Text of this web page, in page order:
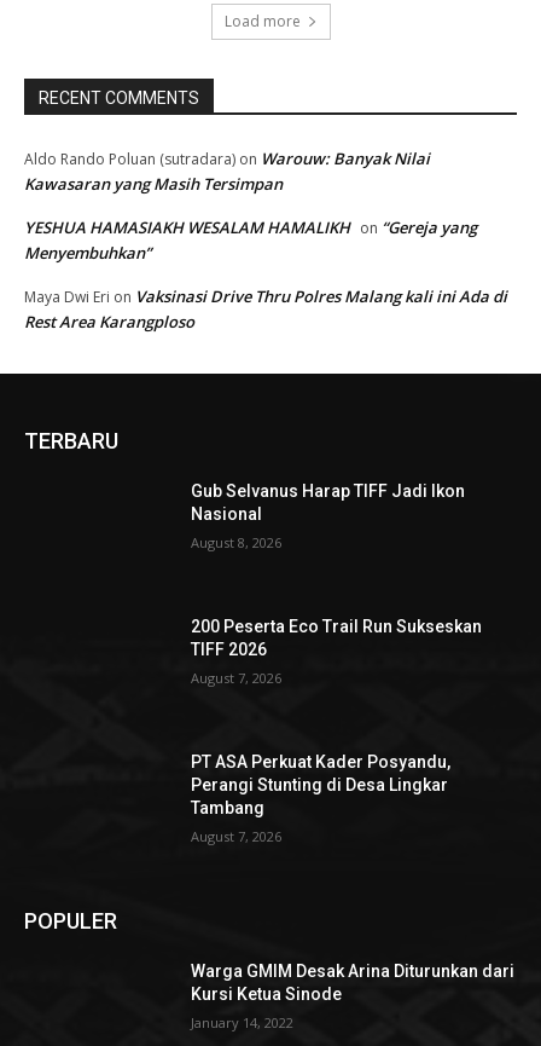
Load more
RECENT COMMENTS
Aldo Rando Poluan (sutradara) on Warouw: Banyak Nilai
Kawasaran yang Masih Tersimpan
YESHUA HAMASIAKH WESALAM HAMALIKH on “Gereja yang
Menyembuhkan”
Maya Dwi Eri on Vaksinasi Drive Thru Polres Malang kali ini Ada di
Rest Area Karangploso
TERBARU
Gub Selvanus Harap TIFF Jadi Ikon
Nasional
August 8, 2026
200 Peserta Eco Trail Run Sukseskan
TIFF 2026
August 7, 2026
PT ASA Perkuat Kader Posyandu,
Perangi Stunting di Desa Lingkar
Tambang
August 7, 2026
POPULER
Warga GMIM Desak Arina Diturunkan dari
Kursi Ketua Sinode
January 14, 2022